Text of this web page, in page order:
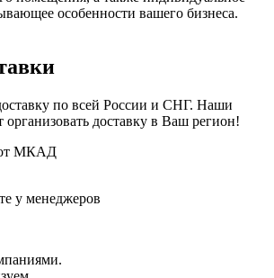
особенности вашего бизнеса.
по всей России и СНГ. Наши
доставку в Ваш регион!
от МКАД
у менеджеров